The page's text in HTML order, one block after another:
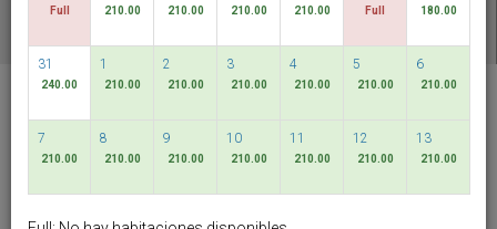
RELC International
Hotel
Singapore
Full 210.00 210.00 210.00 210.00 Full 180.00
31
240.00
1
210.00
2
210.00
3
210.00
4
210.00
5
210.00
6
210.00
7
210.00
8
210.00
9
210.00
10
210.00
11
210.00
12
210.00
13
210.00